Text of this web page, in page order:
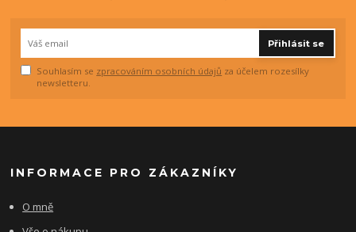
Přihlásit se
Souhlasím se zpracováním osobních údajů za účelem rozesílky
newsletteru.
INFORMACE PRO ZÁKAZNÍKY
O mně